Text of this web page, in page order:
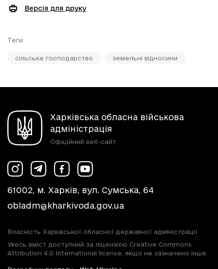
Версія для друку
Теги
сільське господарство земельні відносини
Харківська обласна військова
адміністрація
Офіційний веб-сайт
61002, м. Харків, вул. Сумська, 64
obladm@kharkivoda.gov.ua
Власність Харківської обласної державної адміністрації
Увесь вміст доступний за ліцензією Creative Commons
Attribution 4.0 International license, якщо не зазначено інше.